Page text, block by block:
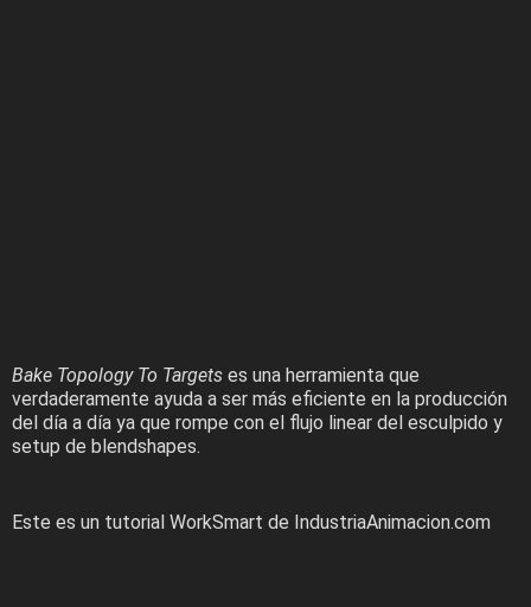
Bake Topology To Targets es una herramienta que
verdaderamente ayuda a ser más eficiente en la producción
del día a día ya que rompe con el flujo linear del esculpido y
setup de blendshapes.
Este es un tutorial WorkSmart de IndustriaAnimacion.com